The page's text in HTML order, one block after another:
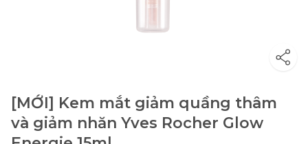
[MỚI] Kem mắt giảm quầng thâm
và giảm nhăn Yves Rocher Glow